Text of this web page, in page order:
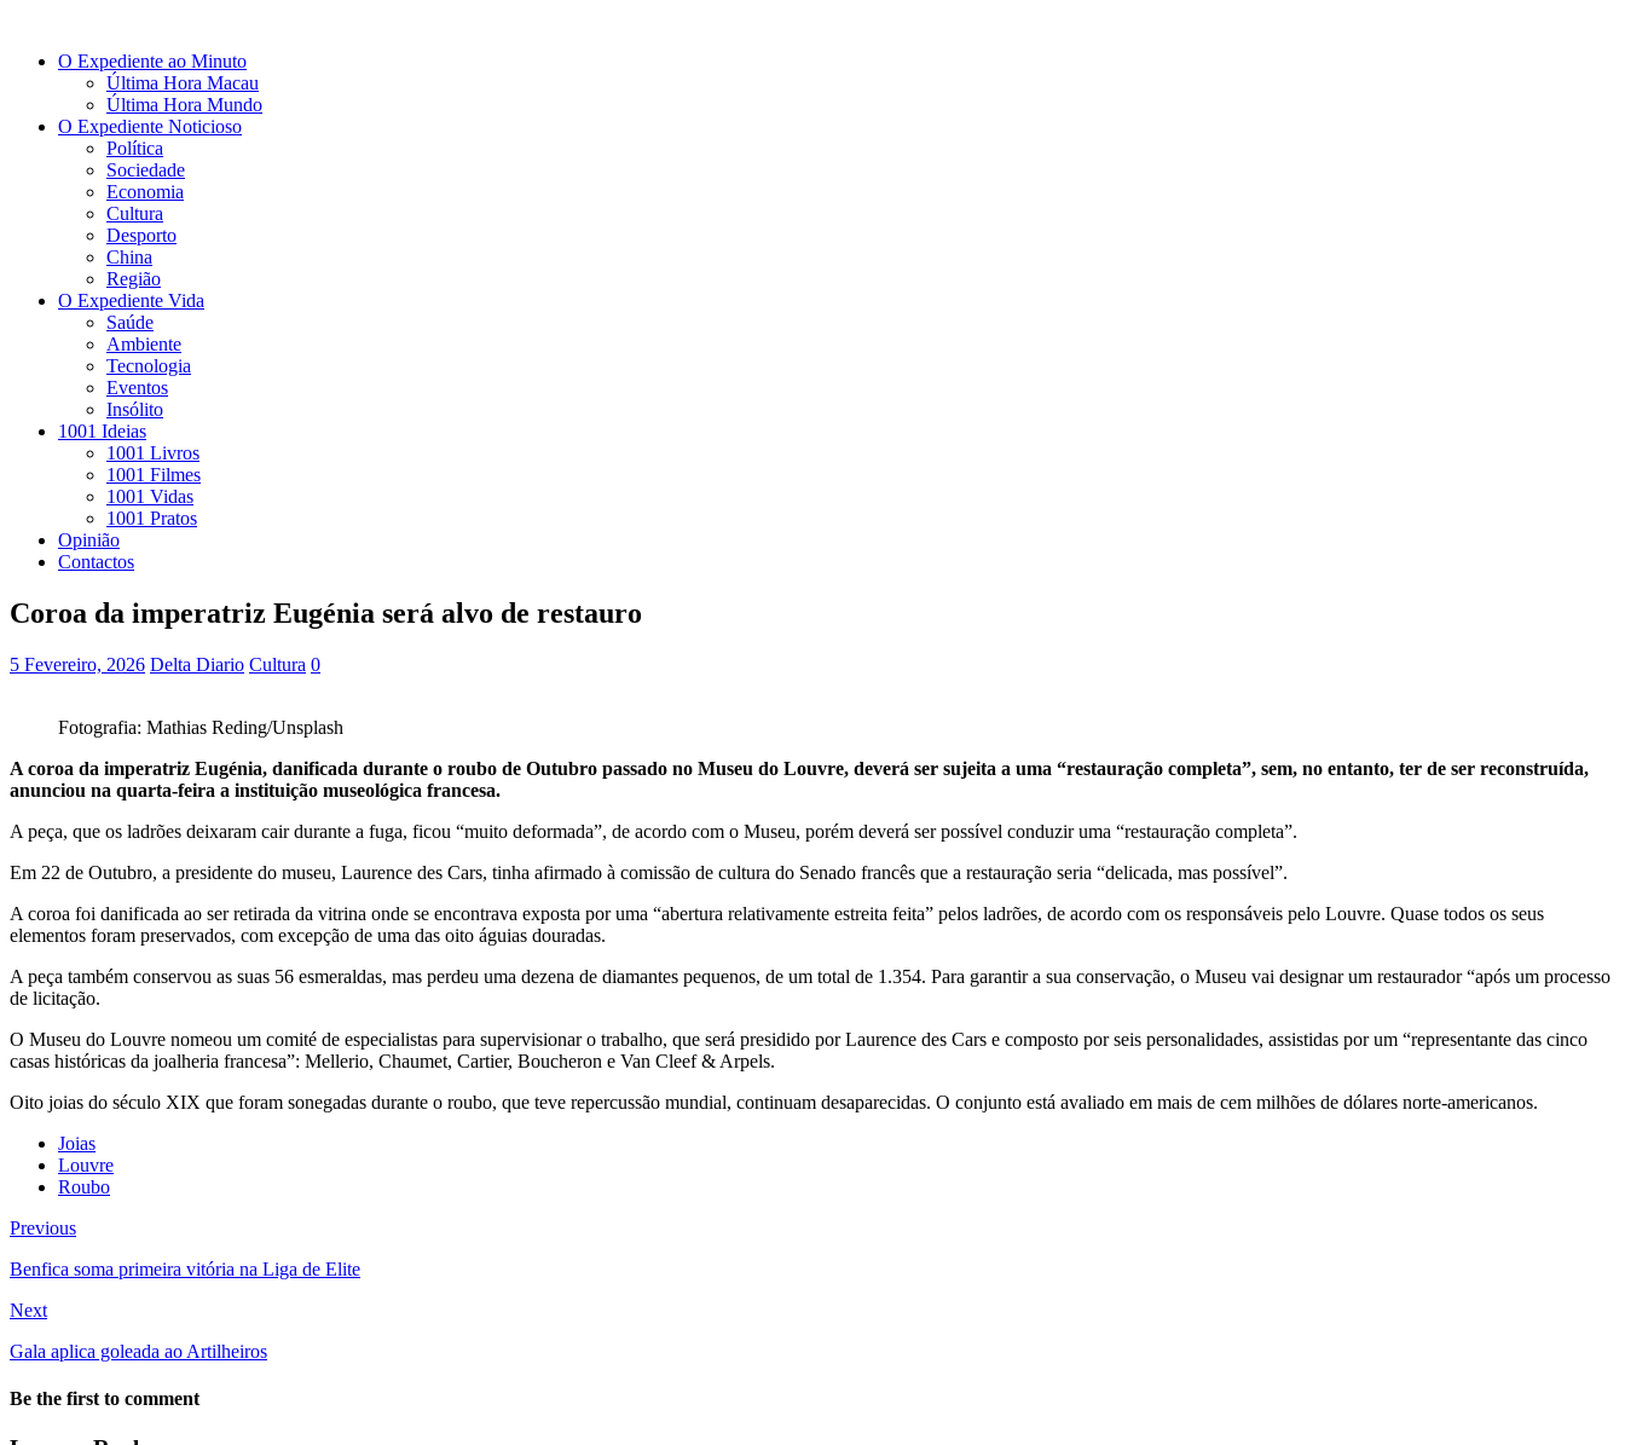
O Expediente ao Minuto
Última Hora Macau
Última Hora Mundo
O Expediente Noticioso
Política
Sociedade
Economia
Cultura
Desporto
China
Região
O Expediente Vida
Saúde
Ambiente
Tecnologia
Eventos
Insólito
1001 Ideias
1001 Livros
1001 Filmes
1001 Vidas
1001 Pratos
Opinião
Contactos
Coroa da imperatriz Eugénia será alvo de restauro
5 Fevereiro, 2026 Delta Diario Cultura 0
Fotografia: Mathias Reding/Unsplash
A coroa da imperatriz Eugénia, danificada durante o roubo de Outubro passado no Museu do Louvre, deverá ser sujeita a uma “restauração completa”, sem, no entanto, ter de ser reconstruída,
anunciou na quarta-feira a instituição museológica francesa.
A peça, que os ladrões deixaram cair durante a fuga, ficou “muito deformada”, de acordo com o Museu, porém deverá ser possível conduzir uma “restauração completa”.
Em 22 de Outubro, a presidente do museu, Laurence des Cars, tinha afirmado à comissão de cultura do Senado francês que a restauração seria “delicada, mas possível”.
A coroa foi danificada ao ser retirada da vitrina onde se encontrava exposta por uma “abertura relativamente estreita feita” pelos ladrões, de acordo com os responsáveis pelo Louvre. Quase todos os seus
elementos foram preservados, com excepção de uma das oito águias douradas.
A peça também conservou as suas 56 esmeraldas, mas perdeu uma dezena de diamantes pequenos, de um total de 1.354. Para garantir a sua conservação, o Museu vai designar um restaurador “após um processo
de licitação.
O Museu do Louvre nomeou um comité de especialistas para supervisionar o trabalho, que será presidido por Laurence des Cars e composto por seis personalidades, assistidas por um “representante das cinco
casas históricas da joalheria francesa”: Mellerio, Chaumet, Cartier, Boucheron e Van Cleef & Arpels.
Oito joias do século XIX que foram sonegadas durante o roubo, que teve repercussão mundial, continuam desaparecidas. O conjunto está avaliado em mais de cem milhões de dólares norte-americanos.
Joias
Louvre
Roubo
Previous
Benfica soma primeira vitória na Liga de Elite
Next
Gala aplica goleada ao Artilheiros
Be the first to comment